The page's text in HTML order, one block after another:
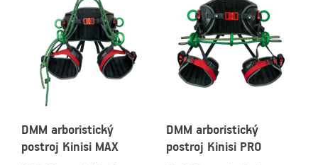
DMM arboristický
postroj Kinisi MAX
DMM arboristický
postroj Kinisi PRO